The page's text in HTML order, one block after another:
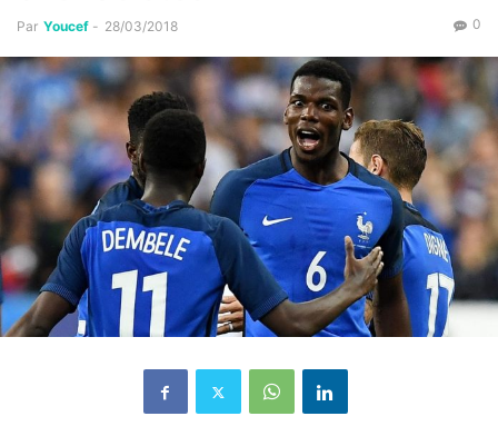
Par Youcef - 28/03/2018 0